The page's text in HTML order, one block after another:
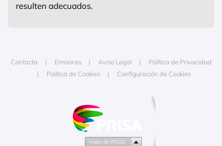
resulten adecuados.
Contacta Emisoras Aviso Legal
Política de Privacidad
Política de Cookies
Configuración de Cookies